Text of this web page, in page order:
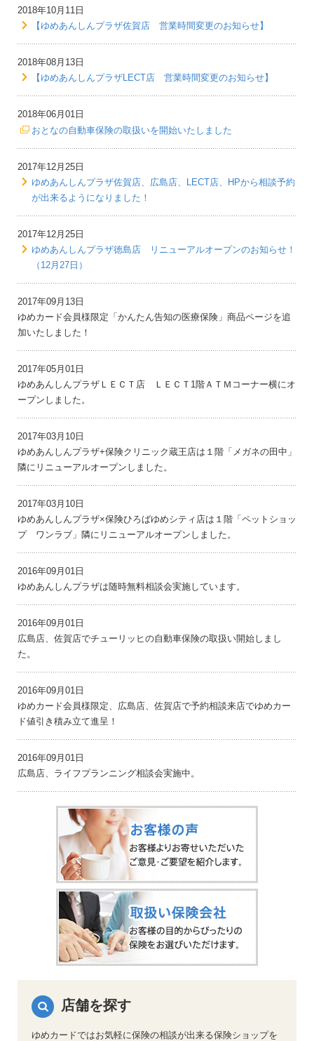
2018年10月11日
【ゆめあんしんプラザ佐賀店 営業時間変更のお知らせ】
2018年08月13日
【ゆめあんしんプラザLECT店 営業時間変更のお知らせ】
2018年06月01日
おとなの自動車保険の取扱いを開始いたしました
2017年12月25日
ゆめあんしんプラザ佐賀店、広島店、LECT店、HPから相談予約
が出来るようになりました！
2017年12月25日
ゆめあんしんプラザ徳島店 リニューアルオープンのお知らせ！
（12月27日）
2017年09月13日
ゆめカード会員様限定「かんたん告知の医療保険」商品ページを追
加いたしました！
2017年05月01日
ゆめあんしんプラザＬＥＣＴ店 ＬＥＣＴ1階ＡＴＭコーナー横にオ
ープンしました。
2017年03月10日
ゆめあんしんプラザ+保険クリニック蔵王店は１階「メガネの田中」
隣にリニューアルオープンしました。
2017年03月10日
ゆめあんしんプラザ×保険ひろばゆめシティ店は１階「ペットショッ
プ ワンラブ」隣にリニューアルオープンしました。
2016年09月01日
ゆめあんしんプラザは随時無料相談会実施しています。
2016年09月01日
広島店、佐賀店でチューリッヒの自動車保険の取扱い開始しまし
た。
2016年09月01日
ゆめカード会員様限定、広島店、佐賀店で予約相談来店でゆめカー
ド値引き積み立て進呈！
2016年09月01日
広島店、ライフプランニング相談会実施中。
店舗を探す
ゆめカードではお気軽に保険の相談が出来る保険ショップを